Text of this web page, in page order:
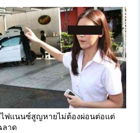
ไฟแนนซ์สูญหายไม่ต้องผ่อนต่อแต่
ลาด